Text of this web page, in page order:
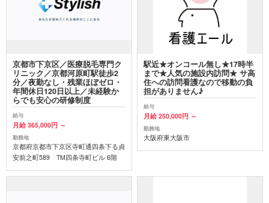
京都市下京区／医療脱毛専門ク
リニック／京都河原町駅徒歩2
分／夜勤なし・残業ほぼゼロ・
年間休日120日以上／未経験か
らでも安心の研修制度
給与
月給 365,000円 ～
勤務地
京都府京都市下京区寺町通四条下る貞
安前之町589 TM四条寺町ビル 6階
駅近★オンコール無し★17時半
まで★人気の施設内訪問★ サ高
住への訪問看護なので移動の負
担がありません♪
給与
月給 250,000円 ～
勤務地
大阪府東大阪市